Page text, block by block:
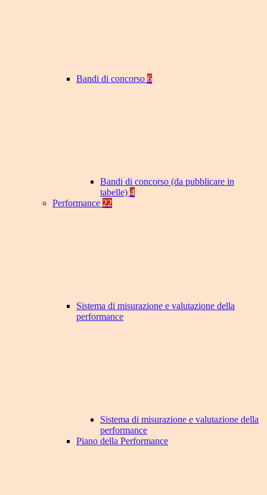
Bandi di concorso 6
Bandi di concorso (da pubblicare in
tabelle) 4
Performance 22
Sistema di misurazione e valutazione della
performance
Sistema di misurazione e valutazione della
performance
Piano della Performance